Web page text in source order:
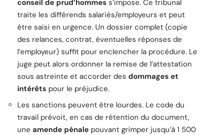
conseil de prud’hommes s’impose. Ce tribunal
traite les différends salariés/employeurs et peut
être saisi en urgence. Un dossier complet (copie
des relances, contrat, éventuelles réponses de
l’employeur) suffit pour enclencher la procédure. Le
juge peut alors ordonner la remise de l’attestation
sous astreinte et accorder des dommages et
intérêts pour le préjudice.
Les sanctions peuvent être lourdes. Le code du
travail prévoit, en cas de rétention du document,
une amende pénale pouvant grimper jusqu’à 1 500